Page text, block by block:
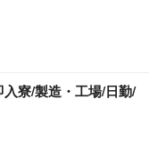
入寮/製造・工場/日勤/